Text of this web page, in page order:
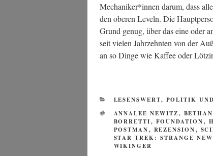
Mechaniker*innen dar­um, dass
den obe­ren Leveln. Die
Grund genug, über das eine oder
seit vie­len Jahr­zehn­ten von der
an so Din­ge wie Kaf­fee oder
KATEGORIEN
LESENSWERT, POLITIK
SCHLAGWÖRTER
ANNALEE NEWITZ,
BORRETTI, FOUNDATION,
POSTMAN, REZENSION,
STAR TREK: STRANGE
WIKINGER